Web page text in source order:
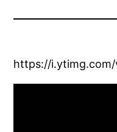
https://